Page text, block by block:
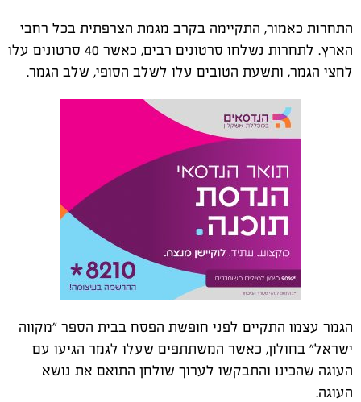
התחרות כאמור, התקיימה בקרב מגמת הצרפתית בכל רחבי
הארץ. לתחרות נשלחו סרטונים רבים, כאשר 40 סרטונים עלו
לחצי הגמר, ותשעת הטובים עלו לשלב הסופי, שלב הגמר.
הגמר עצמו התקיים לפני חופשת הפסח בבית הספר "מקווה
ישראל" בחולון, כאשר המשתתפים שעלו לגמר הגיעו עם
העוגה שהכינו והתבקשו לערוך שולחן התואם את נושא
העוגה.